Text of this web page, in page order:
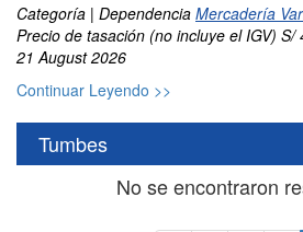
Categoría | Dependencia Mercadería
Precio de tasación (no incluye el IGV) S/
21 August 2026
Continuar Leyendo >>
Tumbes
No se encontraron